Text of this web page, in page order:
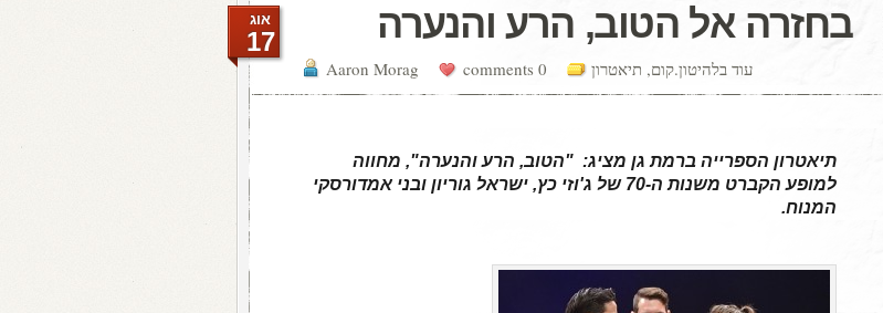
בחזרה אל הטוב, הרע והנערה
Aaron Morag 0 comments עוד בלהיטון.קום, תיאטרון
אוג
17
תיאטרון הספרייה ברמת גן מציג: "הטוב, הרע והנערה", מחווה
למופע הקברט משנות ה-70 של ג'וזי כץ, ישראל גוריון ובני אמדורסקי
המנוח.